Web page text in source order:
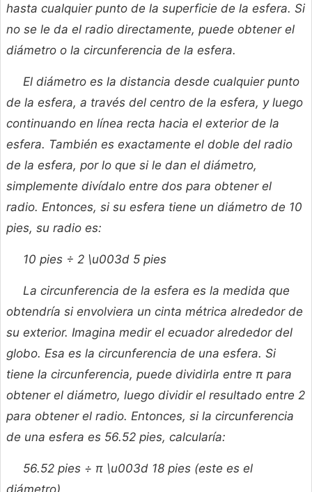
hasta cualquier punto de la superficie de la esfera. Si
no se le da el radio directamente, puede obtener el
diámetro o la circunferencia de la esfera.
El diámetro es la distancia desde cualquier punto
de la esfera, a través del centro de la esfera, y luego
continuando en línea recta hacia el exterior de la
esfera. También es exactamente el doble del radio
de la esfera, por lo que si le dan el diámetro,
simplemente divídalo entre dos para obtener el
radio. Entonces, si su esfera tiene un diámetro de 10
pies, su radio es:
10 pies ÷ 2 \u003d 5 pies
La circunferencia de la esfera es la medida que
obtendría si envolviera un cinta métrica alrededor de
su exterior. Imagina medir el ecuador alrededor del
globo. Esa es la circunferencia de una esfera. Si
tiene la circunferencia, puede dividirla entre π para
obtener el diámetro, luego dividir el resultado entre 2
para obtener el radio. Entonces, si la circunferencia
de una esfera es 56.52 pies, calcularía:
56.52 pies ÷ π \u003d 18 pies (este es el
diámetro)